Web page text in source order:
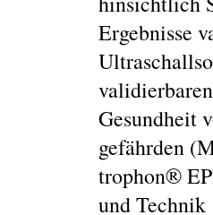
Ergebnisse
Gesundheit
gefährden
trophon®
und Technik